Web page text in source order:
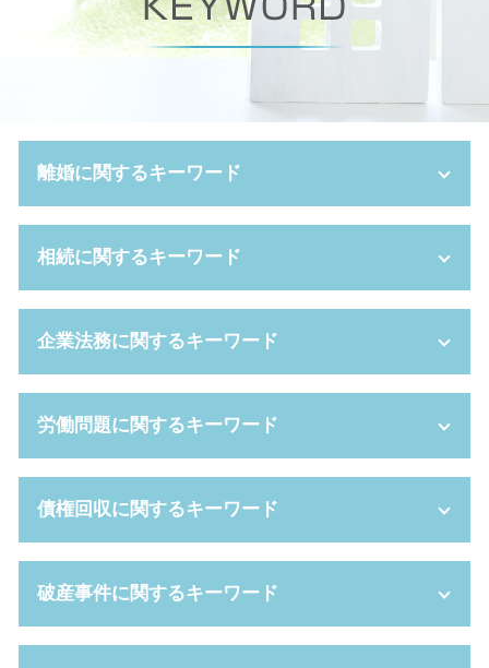
離婚に関するキーワード
親権 放棄
調停 費用
離婚 親権 父親
離婚 証人
離婚 協議書 書き方
離婚 種類
離婚 親権 手続き
養育費 いつまで
離婚 弁護士 費用
妻 浮気 離婚
不妊 離婚
相続に関するキーワード
自筆証書遺言 無効
任意後見 費用
みなし 相続 財産
相続放棄 必要書類
被後見人 とは
相続 順位
未成年 後見人 とは
家庭裁判所 成年後見人
法定後見 制度
企業法務に関するキーワード
m&a とは
セクハラ 基準
新設分割 手続き
セクハラ 問題
セクハラ 訴えるには
新設 分割
労働問題に関するキーワード
パワハラ 証拠 ない
残業代 未払い 時効
解雇 予告
労働 訴訟
債権回収に関するキーワード
民事再生 条件
個人再生 期間
破産事件に関するキーワード